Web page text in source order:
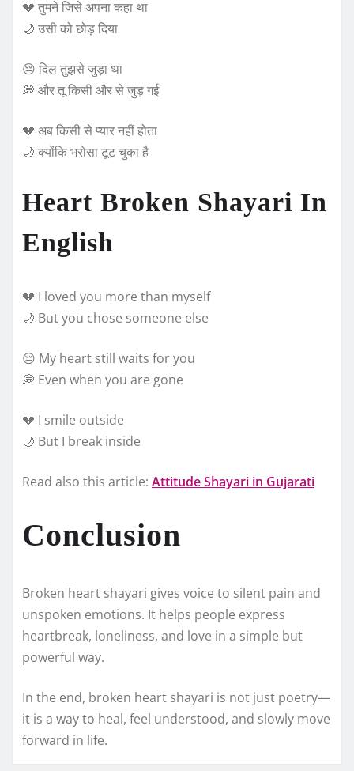
💔 तुमने जिसे अपना कहा था
🌙 उसी को छोड़ दिया
😔 दिल तुझसे जुड़ा था
💭 और तू किसी और से जुड़ गई
💔 अब किसी से प्यार नहीं होता
🌙 क्योंकि भरोसा टूट चुका है
Heart Broken Shayari In
English
💔 I loved you more than myself
🌙 But you chose someone else
😔 My heart still waits for you
💭 Even when you are gone
💔 I smile outside
🌙 But I break inside
Read also this article: Attitude Shayari in Gujarati
Conclusion
Broken heart shayari gives voice to silent pain and
unspoken emotions. It helps people express
heartbreak, loneliness, and love in a simple but
powerful way.
In the end, broken heart shayari is not just poetry—
it is a way to heal, feel understood, and slowly move
forward in life.